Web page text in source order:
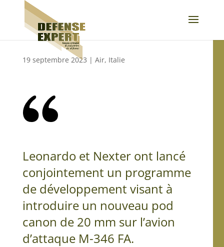
19 septembre 2023 | Air, Italie
Leonardo et Nexter ont lancé
conjointement un programme
de développement visant à
introduire un nouveau pod
canon de 20 mm sur l’avion
d’attaque M-346 FA.